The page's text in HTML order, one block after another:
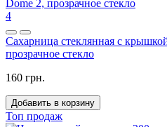
4
Сахарница стеклянная с
прозрачное стекло
160 грн.
Добавить в корзину
Топ продаж